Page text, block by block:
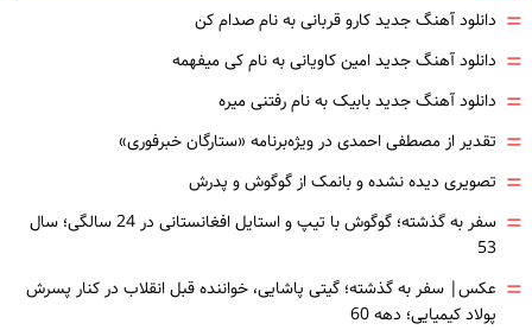
= دانلود آهنگ جدید کارو قربانی به نام صدام کن
= دانلود آهنگ جدید امین کاویانی به نام کی میفهمه
= دانلود آهنگ جدید بابیک به نام رفتنی میره
= تقدیر از مصطفی احمدی در ویژه‌برنامه «ستارگان خبرفوری»
= تصویری دیده نشده و بانمک از گوگوش و پدرش
=
سفر به گذشته؛ گوگوش با تیپ و استایل افغانستانی در 24 سالگی؛ سال
53
= عکس| سفر به گذشته؛ گیتی پاشایی، خواننده قبل انقلاب در کنار پسرش
پولاد کیمیایی؛ دهه 60